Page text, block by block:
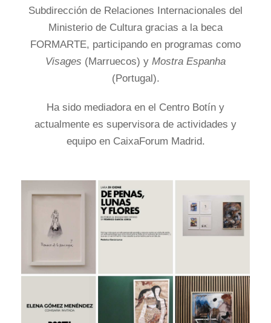
Subdirección de Relaciones Internacionales del
Ministerio de Cultura gracias a la beca
FORMARTE, participando en programas como
Visages (Marruecos) y Mostra Espanha
(Portugal).
Ha sido mediadora en el Centro Botín y
actualmente es supervisora de actividades y
equipo en CaixaForum Madrid.